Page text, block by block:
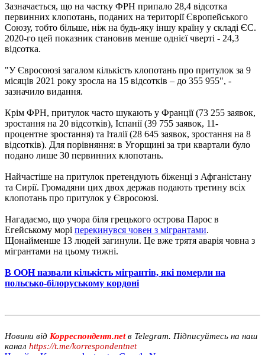
Зазначається, що на частку ФРН припало 28,4 відсотка
первинних клопотань, поданих на території Європейського
Союзу, тобто більше, ніж на будь-яку іншу країну у складі ЄС.
2020-го цей показник становив менше однієї чверті - 24,3
відсотка.
"У Євросоюзі загалом кількість клопотань про притулок за 9
місяців 2021 року зросла на 15 відсотків – до 355 955", -
зазначило видання.
Крім ФРН, притулок часто шукають у Франції (73 255 заявок,
зростання на 20 відсотків), Іспанії (39 755 заявок, 11-
процентне зростання) та Італії (28 645 заявок, зростання на 8
відсотків). Для порівняння: в Угорщині за три квартали було
подано лише 30 первинних клопотань.
Найчастіше на притулок претендують біженці з Афганістану
та Сирії. Громадяни цих двох держав подають третину всіх
клопотань про притулок у Євросоюзі.
Нагадаємо, що учора біля грецького острова Парос в
Егейському морі перекинувся човен з мігрантами.
Щонайменше 13 людей загинули. Це вже трятя аварія човна з
мігрантами на цьому тижні.
В ООН назвали кількість мігрантів, які померли на
польсько-білоруському кордоні
Новини від Корреспондент.netв Telegram. Підписуйтесь на наш
канал https://t.me/korrespondentnet